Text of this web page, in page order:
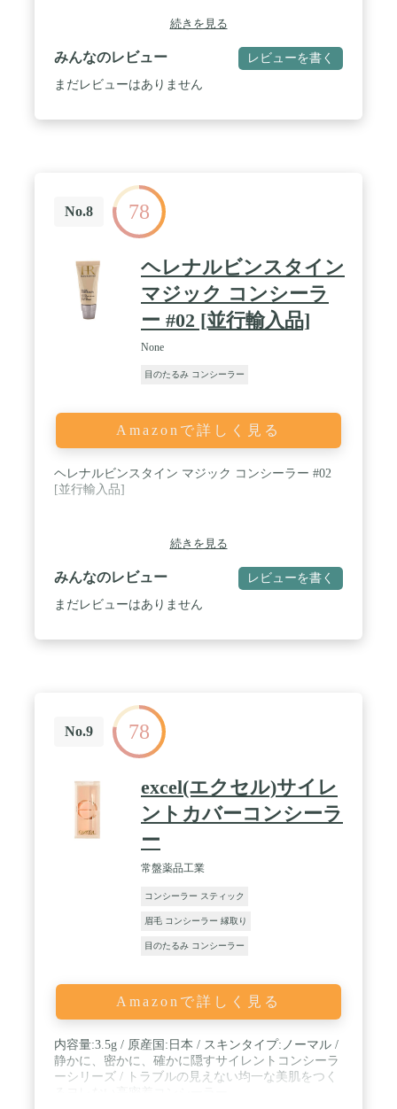
続きを見る
みんなのレビュー レビューを書く
まだレビューはありません
No.8 78
ヘレナルビンスタイン
マジック コンシーラ
ー #02 [並行輸入品]
None
目のたるみ コンシーラー
Amazonで詳しく見る
ヘレナルビンスタイン マジック コンシーラー #02
[並行輸入品]
続きを見る
みんなのレビュー レビューを書く
まだレビューはありません
No.9 78
excel(エクセル)サイレ
ントカバーコンシーラ
ー
常盤薬品工業
コンシーラー スティック
眉毛 コンシーラー 縁取り
目のたるみ コンシーラー
Amazonで詳しく見る
内容量:3.5g / 原産国:日本 / スキンタイプ:ノーマル /
静かに、密かに、確かに隠すサイレントコンシーラ
ーシリーズ / トラブルの見えない均一な美肌をつく